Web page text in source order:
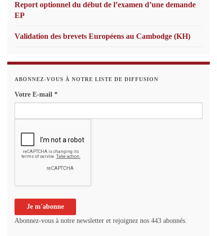
Report optionnel du début de l’examen d’une demande
EP
Validation des brevets Européens au Cambodge (KH)
ABONNEZ-VOUS À NOTRE LISTE DE DIFFUSION
Votre E-mail *
Abonnez-vous à notre newsletter et rejoignez nos 443 abonnés.